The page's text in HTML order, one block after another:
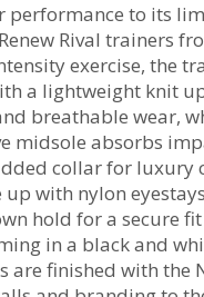
performance to its
Rival trainers
exercise, the
a lightweight knit
breathable wear,
midsole absorbs
collar for luxury
with nylon
hold for a secure
in a black and
are finished with the